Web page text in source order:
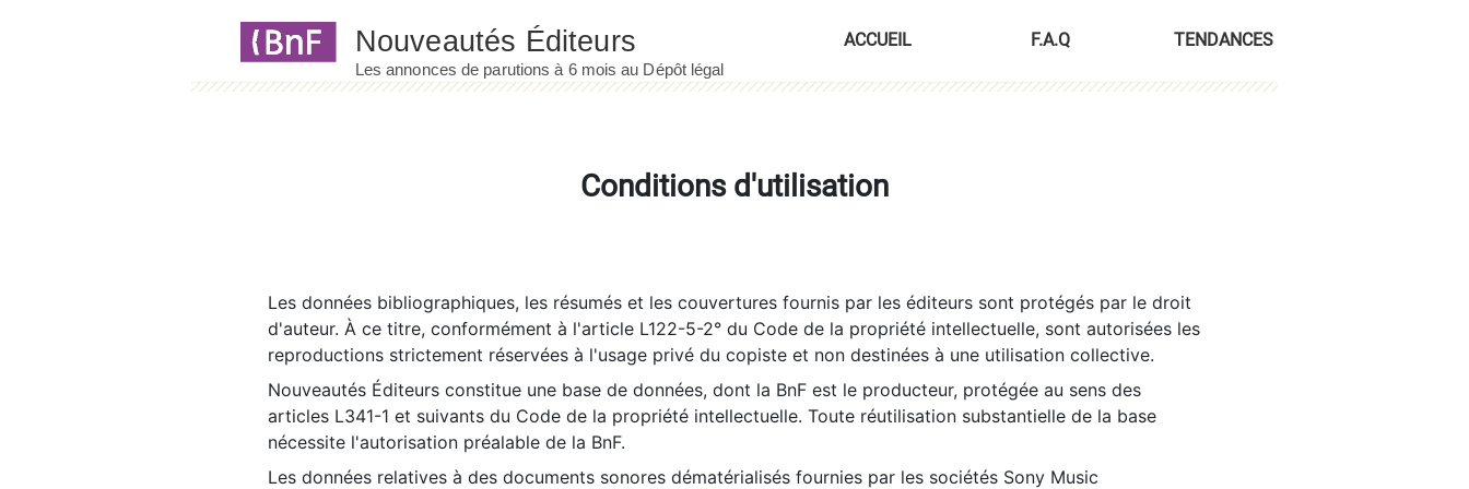
ACCUEIL F.A.Q TENDANCES
Conditions d'utilisation
Les données bibliographiques, les résumés et les couvertures fournis par les éditeurs sont protégés par le droit
d'auteur. À ce titre, conformément à l'article L122-5-2° du Code de la propriété intellectuelle, sont autorisées les
reproductions strictement réservées à l'usage privé du copiste et non destinées à une utilisation collective.
Nouveautés Éditeurs constitue une base de données, dont la BnF est le producteur, protégée au sens des
articles L341-1 et suivants du Code de la propriété intellectuelle. Toute réutilisation substantielle de la base
nécessite l'autorisation préalable de la BnF.
Les données relatives à des documents sonores dématérialisés fournies par les sociétés Sony Music